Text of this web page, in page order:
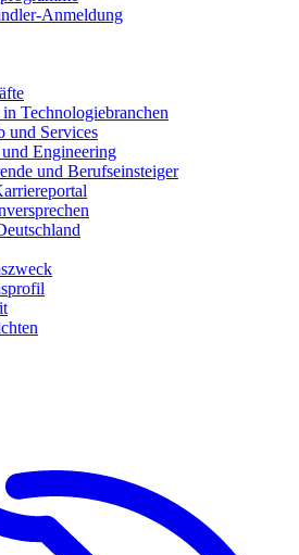
Anmeldung
Technologiebranchen
und Services
Engineering
und Berufseinsteiger